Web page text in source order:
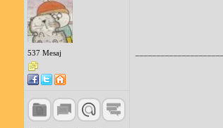
537 Mesaj